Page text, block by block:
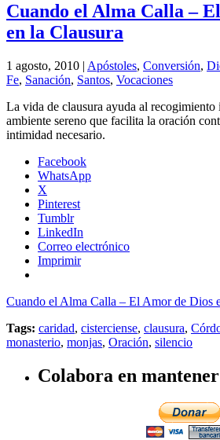
Cuando el Alma Calla –
en la Clausura
1 agosto, 2010 | Apóstoles, Conversión,
Fe, Sanación, Santos, Vocaciones
La vida de clausura ayuda al recogimiento
ambiente sereno que facilita la oración
intimidad necesario.
Facebook
WhatsApp
X
Pinterest
Tumblr
LinkedIn
Correo electrónico
Imprimir
Cuando el Alma Calla – El Amor de Dios
Tags: caridad, cisterciense, clausura,
monasterio, monjas, Oración, silencio
Colabora en